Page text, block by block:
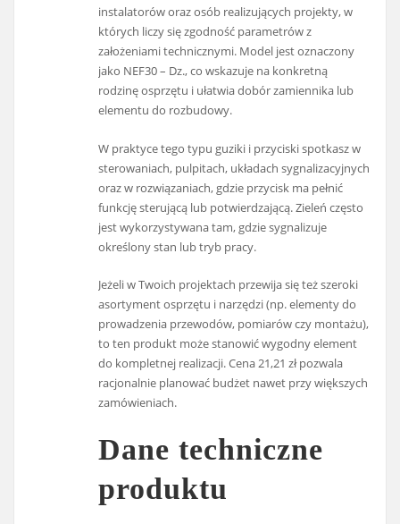
instalatorów oraz osób realizujących projekty, w
których liczy się zgodność parametrów z
założeniami technicznymi. Model jest oznaczony
jako NEF30 – Dz., co wskazuje na konkretną
rodzinę osprzętu i ułatwia dobór zamiennika lub
elementu do rozbudowy.
W praktyce tego typu guziki i przyciski spotkasz w
sterowaniach, pulpitach, układach sygnalizacyjnych
oraz w rozwiązaniach, gdzie przycisk ma pełnić
funkcję sterującą lub potwierdzającą. Zieleń często
jest wykorzystywana tam, gdzie sygnalizuje
określony stan lub tryb pracy.
Jeżeli w Twoich projektach przewija się też szeroki
asortyment osprzętu i narzędzi (np. elementy do
prowadzenia przewodów, pomiarów czy montażu),
to ten produkt może stanowić wygodny element
do kompletnej realizacji. Cena 21,21 zł pozwala
racjonalnie planować budżet nawet przy większych
zamówieniach.
Dane techniczne
produktu